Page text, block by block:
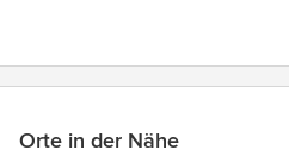
Orte in der Nähe